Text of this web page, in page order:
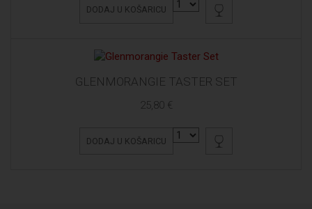
DODAJ U KOŠARICU
GLENMORANGIE TASTER SET
25,80 €
DODAJ U KOŠARICU